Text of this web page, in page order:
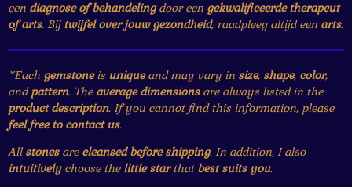
een diagnose of behandelingdoor een gekwalificeerde therapeut
of arts. Bijtwijfel over jouw gezondheid, raadpleeg altijd een arts.
*Each gemstoneis uniqueand may vary in size, shape, color,
andpattern. The average dimensionsare always listed in the
product description. If you cannot find this information, please
feel free to contact us.
Allstonesare cleansed before shipping. In addition, I also
intuitivelychoose the little starthat best suits you.